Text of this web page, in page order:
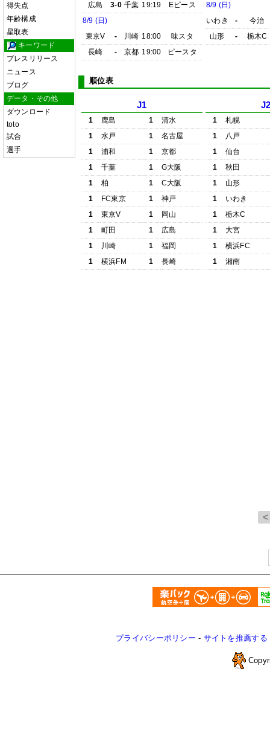
得失点
年齢構成
星取表
キーワード
プレスリリース
ニュース
ブログ
データ・その他
ダウンロード
toto
試合
選手
広島
3-0 千葉 19:19
Eピース
8/9 (日)
東京V
- 川崎 18:00
味スタ
長崎
- 京都 19:00 ピースタ
8/9 (日)
いわき
-
今治
山形
- 栃木C
順位表
J1
1 鹿島 1
清水
1
水戸 1
名古屋
1
浦和 1
京都
1
千葉 1
G大阪
1
柏 1
C大阪
1
FC東京 1
神戸
1
東京V 1
岡山
1
町田 1
広島
1
川崎 1
福岡
1
横浜FM 1 長崎
1
札幌
1
八戸
1
仙台
1
秋田
1
山形
1
いわき
1
栃木C
1
大宮
1
横浜FC
1
湘南
プライバシーポリシー - サイトを推薦する